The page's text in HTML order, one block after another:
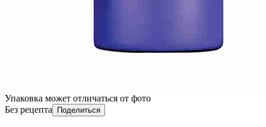
Упаковка может отличаться от фото
Без рецепта
Поделиться